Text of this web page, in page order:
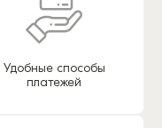
Удобные способы
платежей